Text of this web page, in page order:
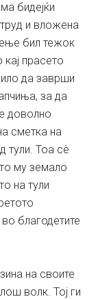
бидејќи
и вложена
бил тежок
прасето
да заврши
за да
доволно
сметка на
тули. Тоа сè
му земало
на тули
благодетите
на своите
волк. Тој ги